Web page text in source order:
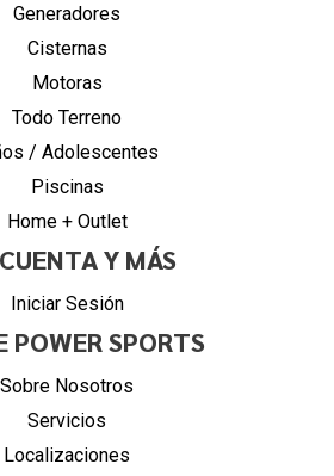
Generadores
Cisternas
Motoras
Todo Terreno
/ Adolescentes
Piscinas
Home + Outlet
Y MÁS
Iniciar Sesión
POWER SPORTS
Sobre Nosotros
Servicios
Localizaciones